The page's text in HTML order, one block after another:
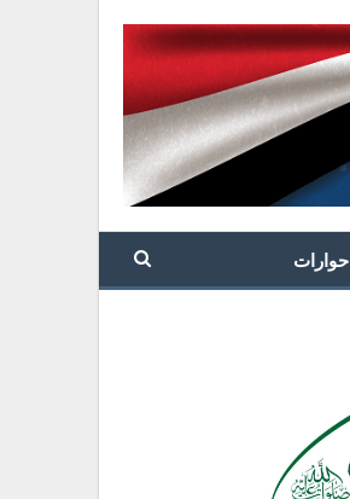
حوارات